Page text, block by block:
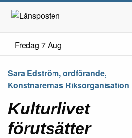
Fredag 7 Aug
Sara Edström, ordförande,
Konstnärernas Riksorganisation
Kulturlivet
förutsätter